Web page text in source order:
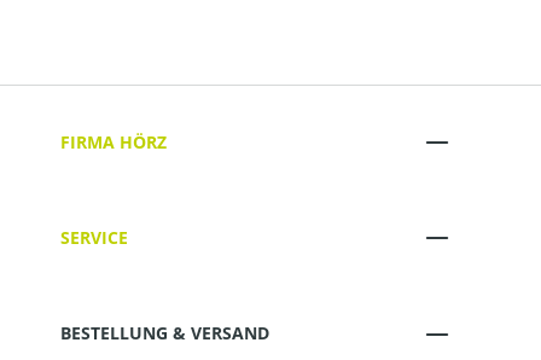
FIRMA HÖRZ
SERVICE
BESTELLUNG & VERSAND